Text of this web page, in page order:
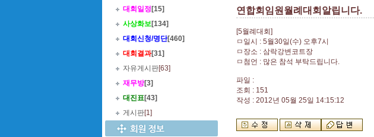
대회일정 [15]
사상화보[134]
대회신청/명단[460]
대회결과[31]
자유게시판[63]
재무방[3]
대진표[43]
게시판[1]
연합회임원월례대회알립니다.
[5월례대회]
ㅁ일시 : 5월30일(수) 오후7시
ㅁ장소 : 삼락강변코트장
ㅁ첨언 : 많은 참석 부탁드립니다.
파일 :
조회 : 151
작성 : 2012년 05월 25일 14:15:12